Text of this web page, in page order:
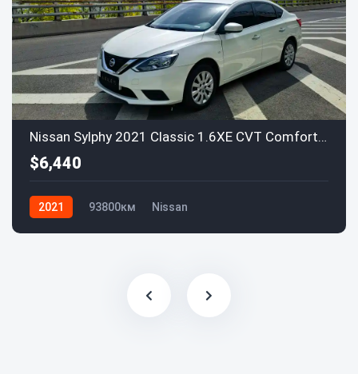
Nissan Sylphy 2021 Classic 1.6XE CVT Comfort Edition
$6,440
2021 93800км Nissan